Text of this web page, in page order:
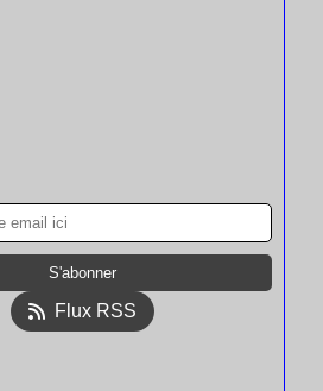
Flux RSS